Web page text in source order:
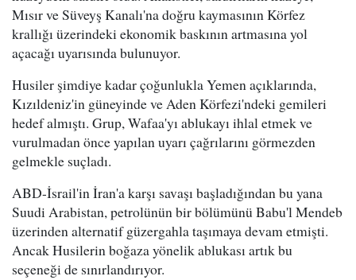
Mısır ve Süveyş Kanalı'na doğru kaymasının Körfez
krallığı üzerindeki ekonomik baskının artmasına yol
açacağı uyarısında bulunuyor.
Husiler şimdiye kadar çoğunlukla Yemen açıklarında,
Kızıldeniz'in güneyinde ve Aden Körfezi'ndeki gemileri
hedef almıştı. Grup, Wafaa'yı ablukayı ihlal etmek ve
vurulmadan önce yapılan uyarı çağrılarını görmezden
gelmekle suçladı.
ABD-İsrail'in İran'a karşı savaşı başladığından bu yana
Suudi Arabistan, petrolünün bir bölümünü Babu'l Mendeb
üzerinden alternatif güzergahla taşımaya devam etmişti.
Ancak Husilerin boğaza yönelik ablukası artık bu
seçeneği de sınırlandırıyor.